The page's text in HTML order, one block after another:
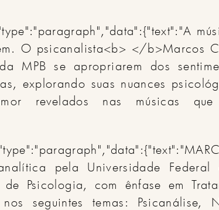
O psicanalista<b> </b>Marcos
MPB se apropriarem dos
explorando suas nuances
revelados nas músicas que
pela Universidade
Psicologia, com ênfase em
seguintes temas: Psicanálise,